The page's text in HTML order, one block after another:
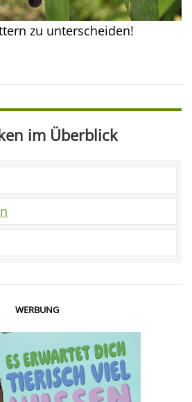
zu unterscheiden!
im Überblick
WERBUNG